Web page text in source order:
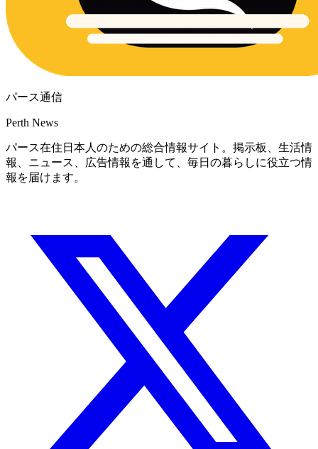
パース通信
Perth News
パース在住日本人のための総合情報サイト。掲示板、生活情
報、ニュース、広告情報を通して、毎日の暮らしに役立つ情
報を届けます。